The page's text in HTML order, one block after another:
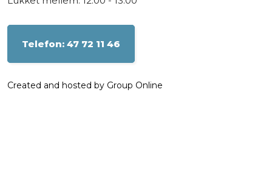
​Telefon: 47 72 11 46
Created and hosted by Group Online